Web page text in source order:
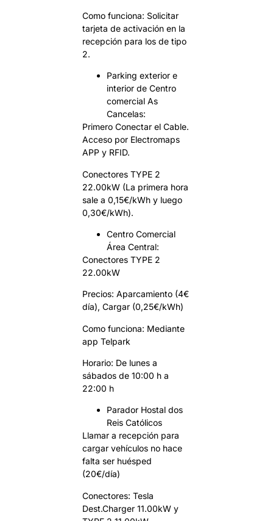
Como funciona: Solicitar
tarjeta de activación en la
recepción para los de tipo
2.
Parking exterior e
interior de Centro
comercial As
Cancelas:
Primero Conectar el Cable.
Acceso por Electromaps
APP y RFID.
Conectores TYPE 2
22.00kW (La primera hora
sale a 0,15€/kWh y luego
0,30€/kWh).
Centro Comercial
Área Central:
Conectores TYPE 2
22.00kW
Precios: Aparcamiento (4€
día), Cargar (0,25€/kWh)
Como funciona: Mediante
app Telpark
Horario: De lunes a
sábados de 10:00 h a
22:00 h
Parador Hostal dos
Reis Católicos
Llamar a recepción para
cargar vehículos no hace
falta ser huésped
(20€/día)
Conectores: Tesla
Dest.Charger 11.00kW y